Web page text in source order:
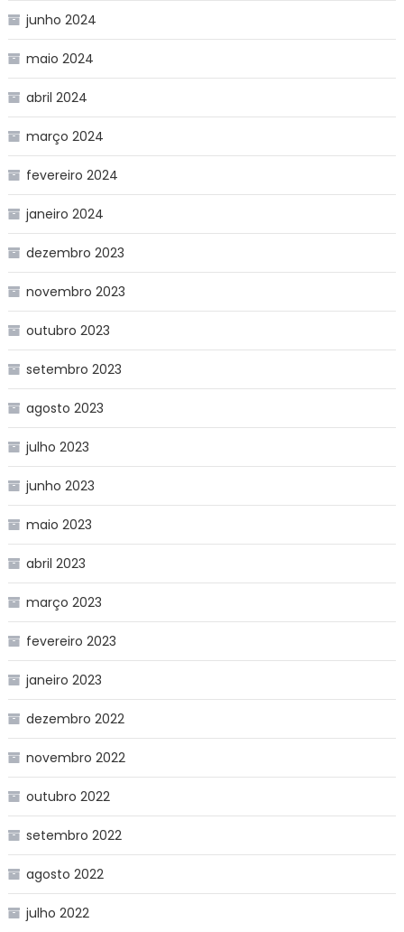
junho 2024
maio 2024
abril 2024
março 2024
fevereiro 2024
janeiro 2024
dezembro 2023
novembro 2023
outubro 2023
setembro 2023
agosto 2023
julho 2023
junho 2023
maio 2023
abril 2023
março 2023
fevereiro 2023
janeiro 2023
dezembro 2022
novembro 2022
outubro 2022
setembro 2022
agosto 2022
julho 2022